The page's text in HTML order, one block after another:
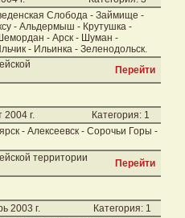
Слобода - Займище -
- Альдермыш - Крутушка -
- Арск - Шуман -
- Ильинка - Зеленодольск.
Перейти
2004 г.
Категория: 1
- Алексеевск - Сорочьи Горы -
территории
Перейти
2003 г.
Категория: 1